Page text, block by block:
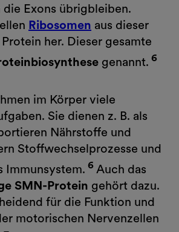
die Exons übrigbleiben.
Ribosomen aus dieser
her. Dieser gesamte
genannt. 6
im Körper viele
Sie dienen z. B. als
Nährstoffe und
Stoffwechselprozesse und
Immunsystem. 6 Auch das
SMN-Protein gehört dazu.
für die Funktion und
motorischen Nervenzellen